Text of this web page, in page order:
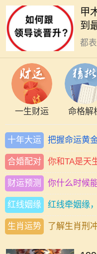
甲
到
命
力
都
一生财运 命格解
十年大运 把握命运黄
合婚配对 你和TA是天
财运预测 你什么时候
红线姻缘 红线牵姻缘
生肖运势 了解生肖刑
在